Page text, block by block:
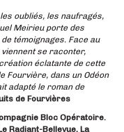
oubliés, les naufragés,
Meirieu porte des
témoignages. Face au
se raconter,
éclatante de cette
Fourvière, dans un Odéon
adapté le roman de
de Fourvières
Bloc Opératoire.
Radiant-Bellevue, La